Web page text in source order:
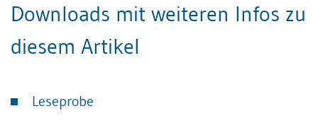
Downloads mit weiteren Infos zu
diesem Artikel
Leseprobe